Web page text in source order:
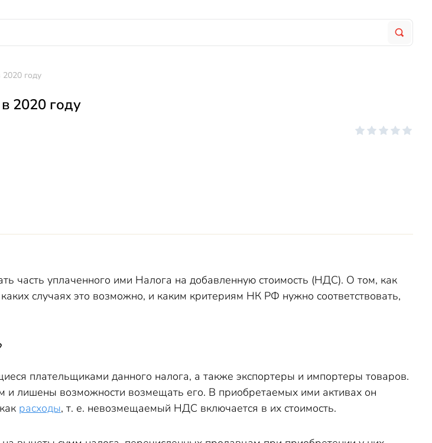
году
2020 году
схема
часть уплаченного ими Налога на добавленную стоимость (НДС). О том, как
случаях это возможно, и каким критериям НК РФ нужно соответствовать,
плательщиками данного налога, а также экспортеры и импортеры товаров.
и лишены возможности возмещать его. В приобретаемых ими активах он
расходы, т. е. невозмещаемый НДС включается в их стоимость.